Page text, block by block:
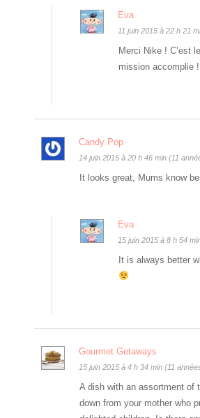
Eva
11 juin 2015 à 22 h 21
Merci Nike ! C’est
mission accomplie !
Candy Pop
14 juin 2015 à 20 h 46 min (11
It looks great, Mums know
Eva
15 juin 2015 à 8 h 54
It is always better
Gourmet Getaways
15 juin 2015 à 4 h 34 min (11
A dish with an assortment of
down from your mother who